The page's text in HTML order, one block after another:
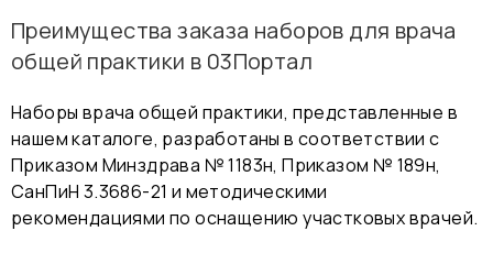
Преимущества заказа наборов для врача
общей практики в 03Портал
Наборы врача общей практики, представленные в
нашем каталоге, разработаны в соответствии с
Приказом Минздрава № 1183н, Приказом № 189н,
СанПиН 3.3686-21 и методическими
рекомендациями по оснащению участковых врачей.